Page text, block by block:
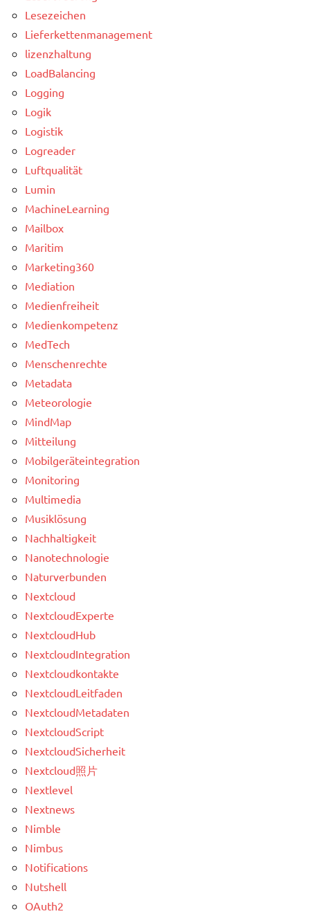
Lesezeichen
Lieferkettenmanagement
lizenzhaltung
LoadBalancing
Logging
Logik
Logistik
Logreader
Luftqualität
Lumin
MachineLearning
Mailbox
Maritim
Marketing360
Mediation
Medienfreiheit
Medienkompetenz
MedTech
Menschenrechte
Metadata
Meteorologie
MindMap
Mitteilung
Mobilgeräteintegration
Monitoring
Multimedia
Musiklösung
Nachhaltigkeit
Nanotechnologie
Naturverbunden
Nextcloud
NextcloudExperte
NextcloudHub
NextcloudIntegration
Nextcloudkontakte
NextcloudLeitfaden
NextcloudMetadaten
NextcloudScript
NextcloudSicherheit
Nextcloud照片
Nextlevel
Nextnews
Nimble
Nimbus
Notifications
Nutshell
OAuth2